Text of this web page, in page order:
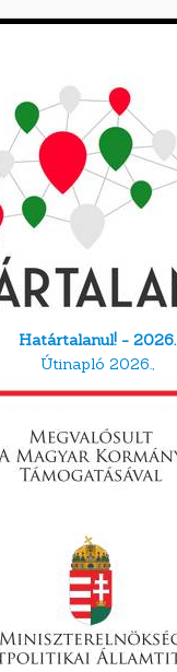
Határtalanul! - 2026.
Útinapló 2026.,